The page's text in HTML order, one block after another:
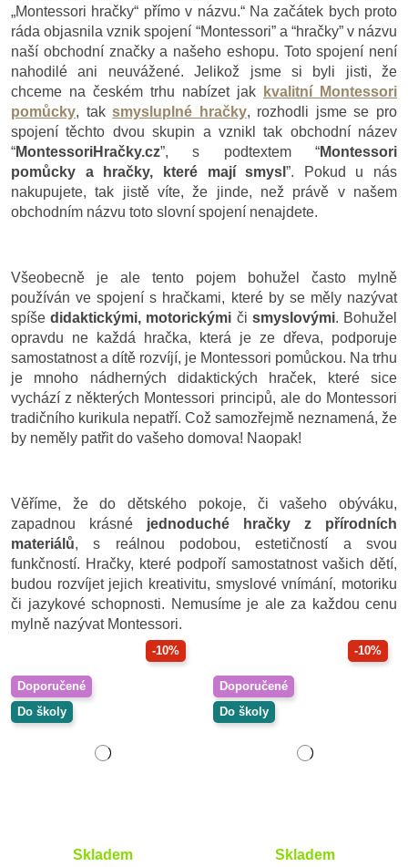
„Montessori hračky“ přímo v názvu.“ Na začátek bych proto
ráda objasnila vznik spojení “Montessori” a “hračky” v názvu
naší obchodní značky a našeho eshopu. Toto spojení není
nahodilé ani neuvážené. Jelikož jsme si byli jisti, že
chceme na českém trhu nabízet jak
kvalitní Montessori
pomůcky, taksmysluplné hračky, rozhodli jsme se pro
spojení těchto dvou skupin a vznikl tak obchodní název
“MontessoriHračky.cz”, s podtextem “Montessori
pomůcky a hračky, které mají smysl”. Pokud u nás
nakupujete, tak jistě víte, že jinde, než právě v našem
obchodním názvu toto slovní spojení nenajdete.
Všeobecně je ale tento pojem bohužel často mylně
používán ve spojení s hračkami, které by se měly nazývat
spíšedidaktickými, motorickými či smyslovými. Bohužel
opravdu ne každá hračka, která je ze dřeva, podporuje
samostatnost a dítě rozvíjí, je Montessori pomůckou. Na trhu
je mnoho nádherných didaktických hraček, které sice
vychází z některých Montessori principů, ale do Montessori
tradičního kurikula nepatří. Což samozřejmě neznamená, že
by neměly patřit do vašeho domova! Naopak!
Věříme, že do dětského pokoje, či vašeho obýváku,
zapadnou krásné jednoduché hračky z přírodních
materiálů, s reálnou podobou, estetičností a svou
funkčností. Hračky, které podpoří samostatnost vašich dětí,
budou rozvíjet jejich kreativitu, smyslové vnímání, motoriku
či jazykové schopnosti. Nemusíme je ale za každou cenu
mylně nazývat Montessori.
-10%
Doporučené
Do školy
Skladem
-10%
Doporučené
Do školy
Skladem